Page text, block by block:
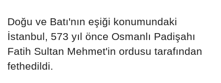
Doğu ve Batı'nın eşiği konumundaki
İstanbul, 573 yıl önce Osmanlı Padişahı
Fatih Sultan Mehmet'in ordusu tarafından
fethedildi.